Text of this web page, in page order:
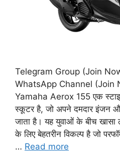
Telegram Group (Join
WhatsApp Channel (Join
Yamaha Aerox 155 एक
स्कूटर है, जो अपने दमदार इंजन
जाता है। यह युवाओं के बीच खासा
के लिए बेहतरीन विकल्प है जो
… Read more